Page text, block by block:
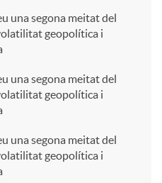
una segona meitat del
geopolítica i
una segona meitat del
geopolítica i
una segona meitat del
geopolítica i